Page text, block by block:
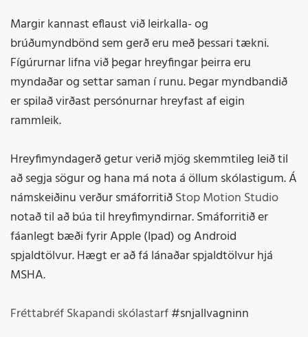
Margir kannast eflaust við leirkalla- og
brúðumyndbönd sem gerð eru með þessari tækni.
Fígúrurnar lifna við þegar hreyfingar þeirra eru
myndaðar og settar saman í runu. Þegar myndbandið
er spilað virðast persónurnar hreyfast af eigin
rammleik.
Hreyfimyndagerð getur verið mjög skemmtileg leið til
að segja sögur og hana má nota á öllum skólastigum. Á
námskeiðinu verður smáforritiðStop Motion Studio
notað til að búa til hreyfimyndirnar. Smáforritið er
fáanlegt bæði fyrir Apple (Ipad) og Android
spjaldtölvur. Hægt er að fá lánaðar spjaldtölvur hjá
MSHA.
Fréttabréf Skapandi skólastarf#snjallvagninn